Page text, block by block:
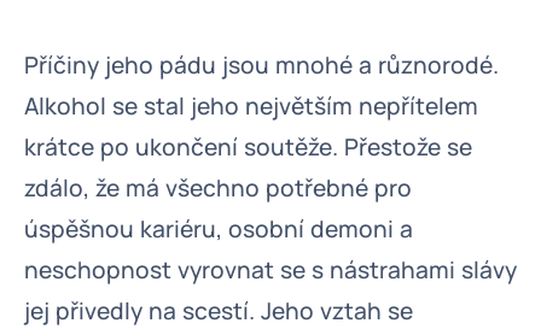
Příčiny jeho pádu jsou mnohé a různorodé.
Alkohol se stal jeho největším nepřítelem
krátce po ukončení soutěže. Přestože se
zdálo, že má všechno potřebné pro
úspěšnou kariéru, osobní demoni a
neschopnost vyrovnat se s nástrahami slávy
jej přivedly na scestí. Jeho vztah se